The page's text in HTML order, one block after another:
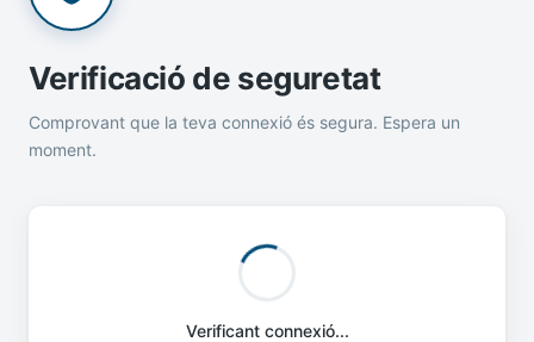
Verificació de seguretat
Comprovant que la teva connexió és segura. Espera un
moment.
Verificant connexió...